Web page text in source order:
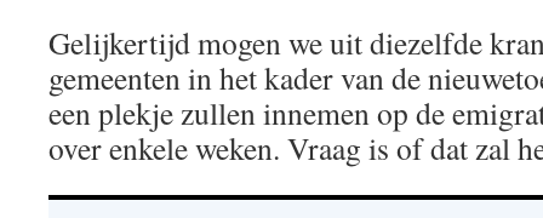
Gelijkertijd mogen we uit diezelfde
gemeenten in het kader van de
een plekje zullen innemen op de
over enkele weken. Vraag is of dat zal